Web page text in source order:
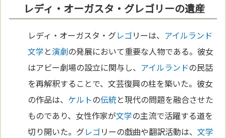
レディ・オーガスタ・グレゴリーの遺産
レディ・オーガスタ・グレゴリーは、 アイルランド
文学と演劇の発展において重要な人物である。彼女
はアビー劇場の設立に関与し、 アイルランドの民話
を再解釈することで、文芸復興の柱を築いた。彼女
の作品は、 ケルトの伝統と現代の問題を融合させた
ものであり、女性作家が文学の主流で活躍する道を
切り開いた。グレゴリーの戯曲や翻訳活動は、文学